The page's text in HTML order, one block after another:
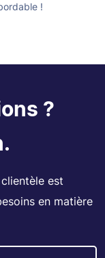
!
?
est
en matière